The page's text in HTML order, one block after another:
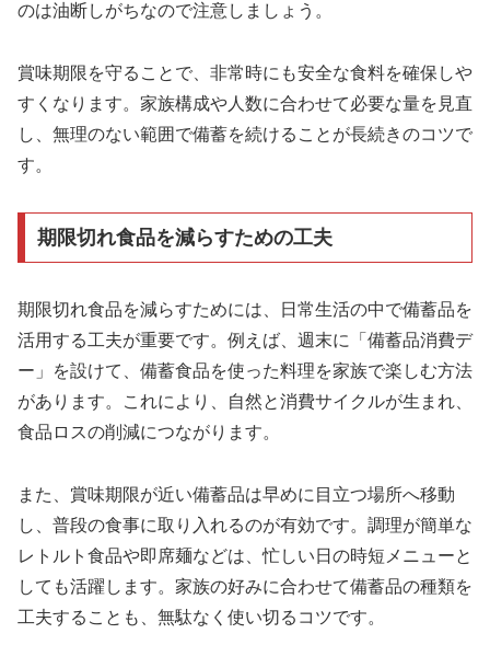
のは油断しがちなので注意しましょう。
賞味期限を守ることで、非常時にも安全な食料を確保しや
すくなります。家族構成や人数に合わせて必要な量を見直
し、無理のない範囲で備蓄を続けることが長続きのコツで
す。
期限切れ食品を減らすための工夫
期限切れ食品を減らすためには、日常生活の中で備蓄品を
活用する工夫が重要です。例えば、週末に「備蓄品消費デ
ー」を設けて、備蓄食品を使った料理を家族で楽しむ方法
があります。これにより、自然と消費サイクルが生まれ、
食品ロスの削減につながります。
また、賞味期限が近い備蓄品は早めに目立つ場所へ移動
し、普段の食事に取り入れるのが有効です。調理が簡単な
レトルト食品や即席麺などは、忙しい日の時短メニューと
しても活躍します。家族の好みに合わせて備蓄品の種類を
工夫することも、無駄なく使い切るコツです。